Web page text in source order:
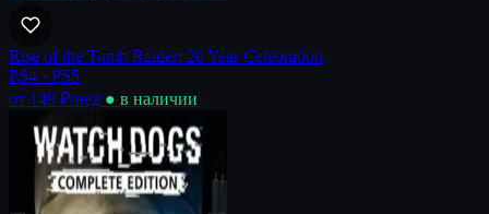
Rise of the Tomb Raider: 20 Year Celebration
PS4 · PS5
от 149 ₽/нед ● в наличии